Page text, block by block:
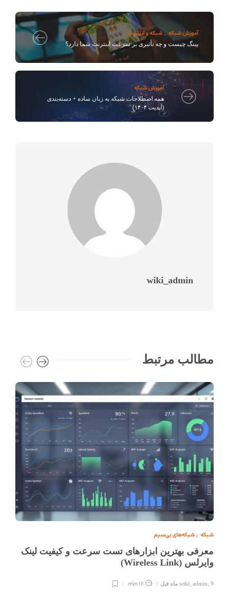
آموزش شبکه ,شبکه و اینترنت
پینگ چیست و چه تأثیری بر سرعت اینترنت شما دارد؟
آموزش شبکه
همه اصطلاحات شبکه به زبان ساده + دسته‌بندی
(آپدیت ۱۴۰۴)
wiki_admin
مطالب مرتبط
شبکه , شبکه‌های بی‌سیم
معرفی بهترین ابزارهای تست سرعت و کیفیت لینک
وایرلس (Wireless Link)
wiki_admin 9 ماه قبل 16 min